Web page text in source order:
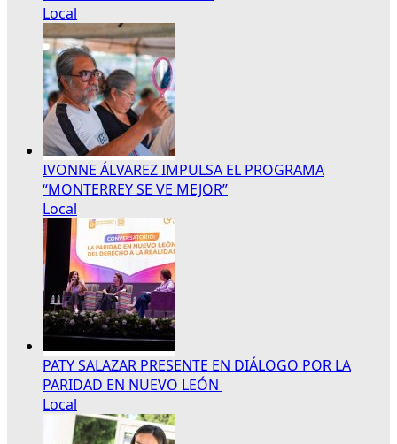
Local
IVONNE ÁLVAREZ IMPULSA EL PROGRAMA
“MONTERREY SE VE MEJOR”
Local
PATY SALAZAR PRESENTE EN DIÁLOGO POR LA
PARIDAD EN NUEVO LEÓN
Local